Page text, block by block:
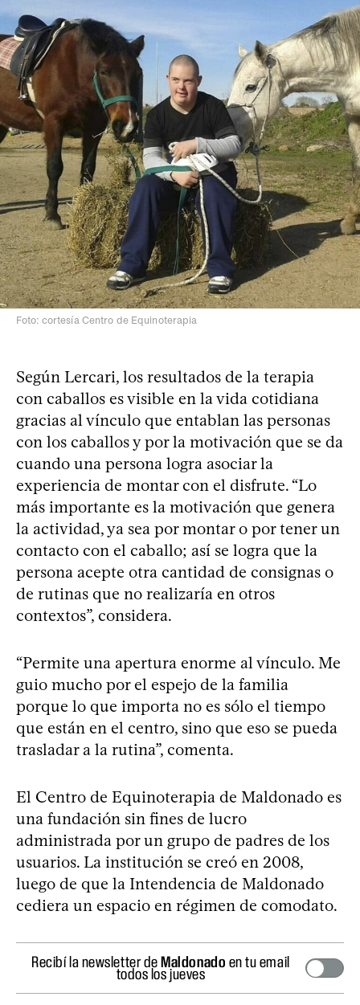
Foto: cortesía Centro de Equinoterapia
Según Lercari, los resultados de la terapia
con caballos es visible en la vida cotidiana
gracias al vínculo que entablan las personas
con los caballos y por la motivación que se da
cuando una persona logra asociar la
experiencia de montar con el disfrute. “Lo
más importante es la motivación que genera
la actividad, ya sea por montar o por tener un
contacto con el caballo; así se logra que la
persona acepte otra cantidad de consignas o
de rutinas que no realizaría en otros
contextos”, considera.
“Permite una apertura enorme al vínculo. Me
guio mucho por el espejo de la familia
porque lo que importa no es sólo el tiempo
que están en el centro, sino que eso se pueda
trasladar a la rutina”, comenta.
El Centro de Equinoterapia de Maldonado es
una fundación sin fines de lucro
administrada por un grupo de padres de los
usuarios. La institución se creó en 2008,
luego de que la Intendencia de Maldonado
cediera un espacio en régimen de comodato.
Recibí la newsletter deMaldonado en tu email
todos los jueves